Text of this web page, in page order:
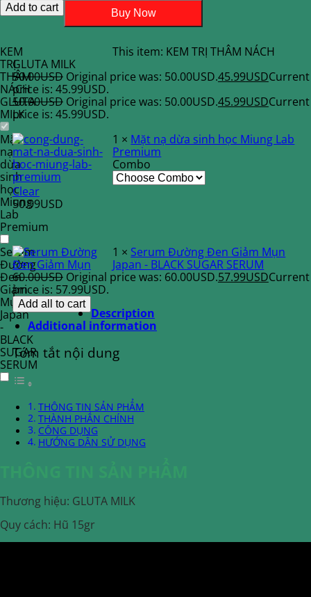
Add to cart Buy Now
KEM
TRỊ
THÂM
NÁCH
GLUTA
MILK
This item: KEM TRỊ THÂM NÁCH
GLUTA MILK
50.00USD Original price was: 50.00USD.45.99USDCurrent
price is: 45.99USD.
50.00USD Original price was: 50.00USD.45.99USDCurrent
price is: 45.99USD.
Mặt
nạ
dừa
sinh
học
Miung
Lab
Premium
1 × Mặt nạ dừa sinh học Miung Lab
Premium
Combo
Clear
50.99USD
Serum
Đường
Đen
Giảm
Mụn
Japan
-
BLACK
SUGAR
SERUM
1 × Serum Đường Đen Giảm Mụn
Japan - BLACK SUGAR SERUM
60.00USD Original price was: 60.00USD.57.99USDCurrent
price is: 57.99USD.
Add all to cart
Description
Additional information
Tóm tắt nội dung
THÔNG TIN SẢN PHẨM
THÀNH PHẦN CHÍNH
CÔNG DỤNG
HƯỚNG DẪN SỬ DỤNG
Thương hiệu: GLUTA MILK
Quy cách: Hũ 15gr